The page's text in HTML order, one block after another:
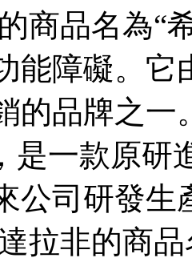
商品名為“
能障礙。它
的品牌之一
是一款原研
公司研發生
拉非的商